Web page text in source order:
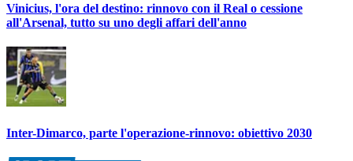
Vinicius, l'ora del destino: rinnovo con il Real o cessione
all'Arsenal, tutto su uno degli affari dell'anno
Inter-Dimarco, parte l'operazione-rinnovo: obiettivo 2030